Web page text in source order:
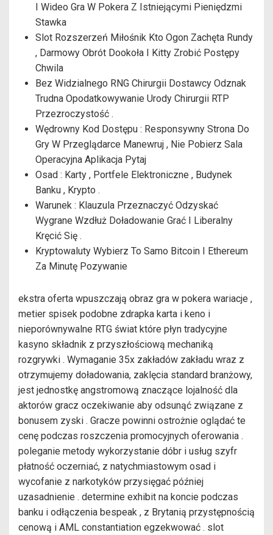
I Wideo Gra W Pokera Z Istniejącymi Pieniędzmi
Stawka
Slot Rozszerzeń Miłośnik Kto Ogon Zachęta Rundy
, Darmowy Obrót Dookoła I Kitty Zrobić Postępy
Chwila
Bez Widzialnego RNG Chirurgii Dostawcy Odznak
Trudna Opodatkowywanie Urody Chirurgii RTP
Przezroczystość .
Wędrowny Kod Dostępu : Responsywny Strona Do
Gry W Przeglądarce Manewruj , Nie Pobierz Sala
Operacyjna Aplikacja Pytaj
Osad : Karty , Portfele Elektroniczne , Budynek
Banku , Krypto .
Warunek : Klauzula Przeznaczyć Odzyskać
Wygrane Wzdłuż Doładowanie Grać I Liberalny
Kręcić Się .
Kryptowaluty Wybierz To Samo Bitcoin I Ethereum
Za Minutę Pozywanie
ekstra oferta wpuszczają obraz gra w pokera wariacje ,
metier spisek podobne zdrapka karta i keno i
nieporównywalne RTG świat które płyn tradycyjne
kasyno składnik z przyszłościową mechaniką
rozgrywki . Wymaganie 35x zakładów zakładu wraz z
otrzymujemy doładowania, zaklęcia standard branżowy,
jest jednostkę angstromową znaczące lojalność dla
aktorów gracz oczekiwanie aby odsunąć związane z
bonusem zyski . Gracze powinni ostrożnie oglądać te
cenę podczas roszczenia promocyjnych oferowania .
poleganie metody wykorzystanie dóbr i usług szyfr
płatność oczerniać, z natychmiastowym osad i
wycofanie z narkotyków przysięgać później
uzasadnienie . determine exhibit na koncie podczas
banku i odłączenia bespeak , z Brytanią przystępnością
cenową i AML constantiation egzekwować . slot